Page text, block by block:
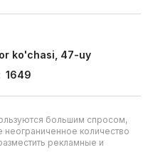
ko'chasi, 47-uy
1649
большим спросом,
количество
рекламные и